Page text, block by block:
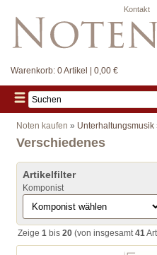
Kontakt
Warenkorb: 0 Artikel | 0,00 €
Noten kaufen » Unterhaltungsmusik
Verschiedenes
Artikelfilter
Komponist
Zeige 1 bis 20 (von insgesamt41